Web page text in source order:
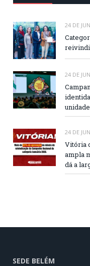
24 DE
24 DE
24 DE
Vitória
ampla
dá a
SEDE BELÉM